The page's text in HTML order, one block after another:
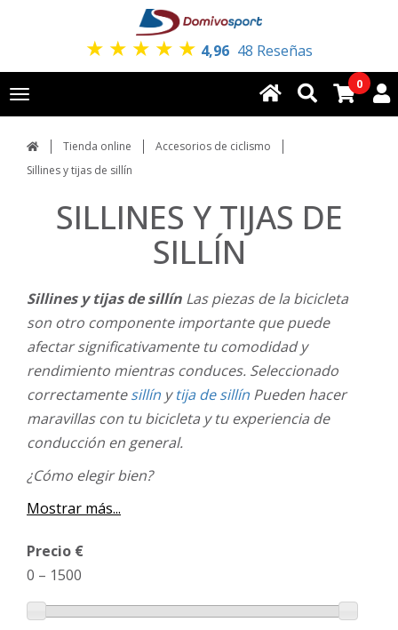
★ ★ ★ ★ ★ 4,96 48 Reseñas
Toggle
navigation
0
Tienda online
Accesorios de ciclismo
Sillines y tijas de sillín
SILLINES Y TIJAS DE
SILLÍN
Sillines y tijas de sillín Las piezas de la bicicleta
son otro componente importante que puede
afectar significativamente tu comodidad y
rendimiento mientras conduces. Seleccionado
correctamentesillín ytija de sillín Pueden hacer
maravillas con tu bicicleta y tu experiencia de
conducción en general.
¿Cómo elegir bien?
Mostrar más...
Precio €
0 – 1500